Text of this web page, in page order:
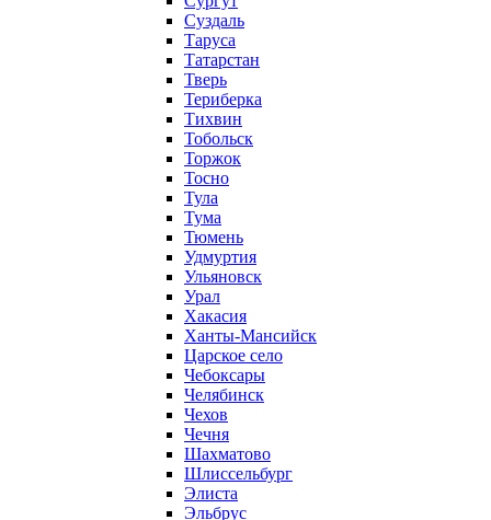
Суздаль
Таруса
Татарстан
Тверь
Териберка
Тихвин
Тобольск
Торжок
Тосно
Тула
Тума
Тюмень
Удмуртия
Ульяновск
Урал
Хакасия
Ханты-Мансийск
Царское село
Чебоксары
Челябинск
Чехов
Чечня
Шахматово
Шлиссельбург
Элиста
Эльбрус